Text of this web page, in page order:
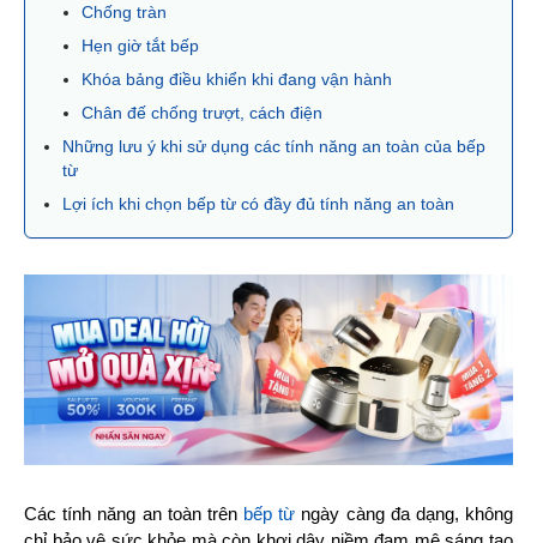
Chống tràn
Hẹn giờ tắt bếp
Khóa bảng điều khiển khi đang vận hành
Chân đế chống trượt, cách điện
Những lưu ý khi sử dụng các tính năng an toàn của bếp
từ
Lợi ích khi chọn bếp từ có đầy đủ tính năng an toàn
Các tính năng an toàn trên bếp từ ngày càng đa dạng, không